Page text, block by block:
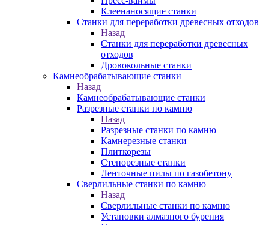
Клеенаносящие станки
Станки для переработки древесных отходов
Назад
Станки для переработки древесных
отходов
Дровокольные станки
Камнеобрабатывающие станки
Назад
Камнеобрабатывающие станки
Разрезные станки по камню
Назад
Разрезные станки по камню
Камнерезные станки
Плиткорезы
Стенорезные станки
Ленточные пилы по газобетону
Сверлильные станки по камню
Назад
Сверлильные станки по камню
Установки алмазного бурения